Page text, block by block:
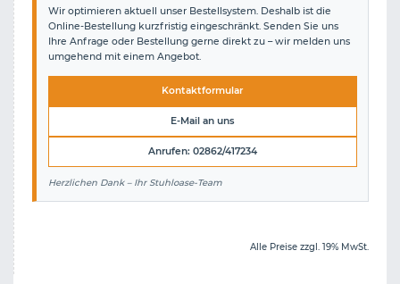
Wir optimieren aktuell unser Bestellsystem. Deshalb ist die
Online-Bestellung kurzfristig eingeschränkt. Senden Sie uns
Ihre Anfrage oder Bestellung gerne direkt zu – wir melden uns
umgehend mit einem Angebot.
Kontaktformular
E-Mail an uns
Anrufen: 02862/417234
Herzlichen Dank – Ihr Stuhloase-Team
Alle Preise zzgl. 19% MwSt.